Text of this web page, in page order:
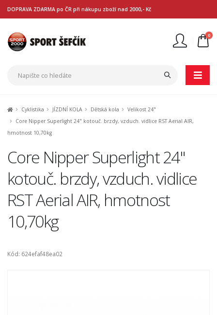
DOPRAVA ZDARMA po ČR při nákupu zboží nad 2000,- Kč
0
Cyklistika JÍZDNÍ KOLA Dětská kola
Velikost 24"
Core Nipper Superlight 24" kotouč. brzdy, vzduch. vidlice RST Aerial AIR,
hmotnost 10,70kg
Core Nipper Superlight 24"
kotouč. brzdy, vzduch. vidlice
RST Aerial AIR, hmotnost
10,70kg
Kód: 624efaf48ea02